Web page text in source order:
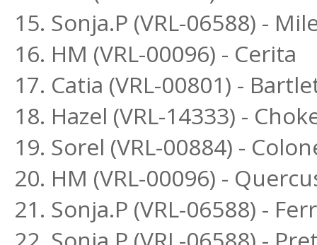
15. Sonja.P (VRL-06588) -
16. HM (VRL-00096) - Cerita
17. Catia (VRL-00801) -
18. Hazel (VRL-14333) -
19. Sorel (VRL-00884) -
20. HM (VRL-00096) -
21. Sonja.P (VRL-06588) -